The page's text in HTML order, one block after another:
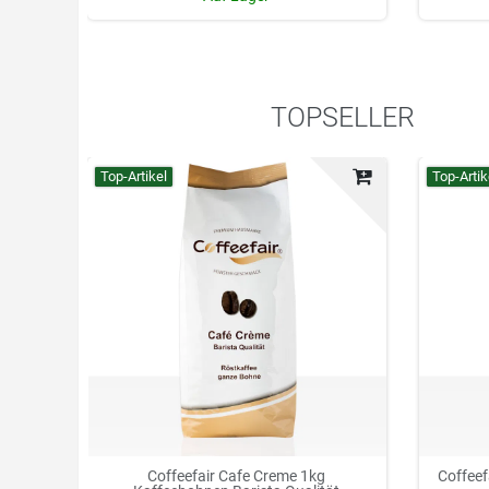
TOPSELLER
Top-Artikel
Coffeefair Cafe Creme 1kg
Top-